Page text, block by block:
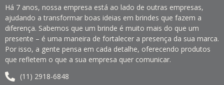
Há 7 anos, nossa empresa está ao lado de outras empresas,
ajudando a transformar boas ideias em brindes que fazem a
diferença. Sabemos que um brinde é muito mais do que um
presente – é uma maneira de fortalecer a presença da sua marca.
Por isso, a gente pensa em cada detalhe, oferecendo produtos
que refletem o que a sua empresa quer comunicar.
(11) 2918-6848